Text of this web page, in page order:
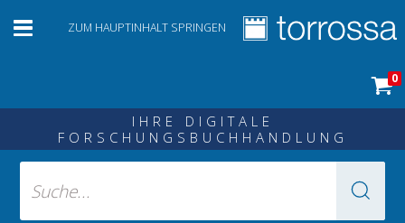
ZUM HAUPTINHALT SPRINGEN
0
IHRE DIGITALE
FORSCHUNGSBUCHHANDLUNG